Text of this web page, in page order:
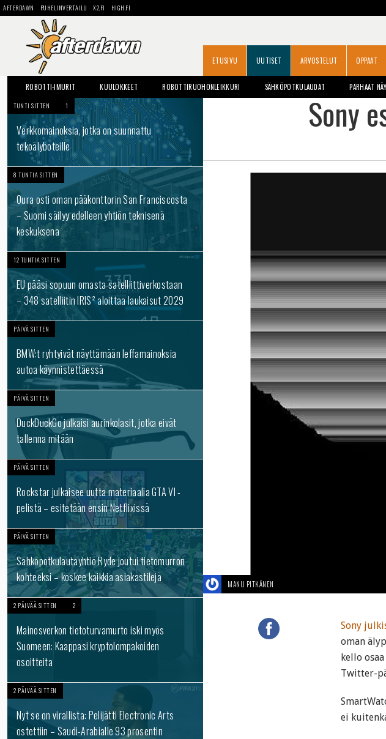
AFTERDAWN PUHELINVERTAILU X2.FI HIGH.FI
ETUSIVU UUTISET ARVOSTELUT OPPAAT
ROBOTTI-IMURIT KUULOKKEET ROBOTTIRUOHONLEIKKURI SÄHKÖPOTKULAUDAT PARHAAT
TUNTI SITTEN 1
Verkkomainoksia, jotka on suunnattu
tekoälyboteille
8 TUNTIA SITTEN
Oura osti oman pääkonttorin San Franciscosta
– Suomi säilyy edelleen yhtiön teknisenä
keskuksena
12 TUNTIA SITTEN
EU pääsi sopuun omasta satelliittiverkostaan
– 348 satelliitin IRIS² aloittaa laukaisut 2029
PÄIVÄ SITTEN
BMW:t ryhtyivät näyttämään leffamainoksia
autoa käynnistettäessä
PÄIVÄ SITTEN
DuckDuckGo julkaisi aurinkolasit, jotka eivät
tallenna mitään
PÄIVÄ SITTEN
Rockstar julkaisee uutta materiaalia GTA VI -
pelistä – esitetään ensin Netflixissä
PÄIVÄ SITTEN
Sähköpotkulautayhtiö Ryde joutui tietomurron
kohteeksi – koskee kaikkia asiakastilejä
2 PÄIVÄÄ SITTEN 2
Mainosverkon tietoturvamurto iski myös
Suomeen: Kaappasi kryptolompakoiden
osoitteita
2 PÄIVÄÄ SITTEN
Nyt se on virallista: Pelijätti Electronic Arts
ostettiin – Saudi-Arabialle 93 prosentin
Sony
MANU PITKÄNEN
Sony
oman
kello
Twitter-
ei